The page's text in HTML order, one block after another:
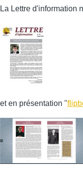
La Lettre d'information
et en présentation "